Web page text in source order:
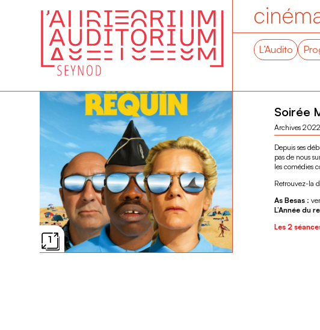
L’Audito
Soirée
Archives 2022
1
Depuis ses
pas de nous
les comédies
Retrouvez-la
As Besas:
L’Année du
Les 2